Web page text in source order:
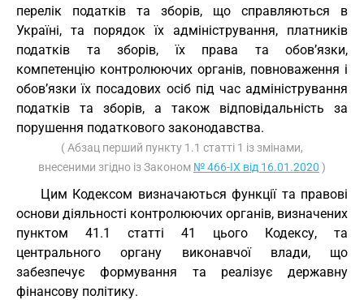
перелік податків та зборів, що справляються в
Україні, та порядок їх адміністрування, платників
податків та зборів, їх права та обов’язки,
компетенцію контролюючих органів, повноваження і
обов’язки їх посадових осіб під час адміністрування
податків та зборів, а також відповідальність за
порушення податкового законодавства.
( Абзац перший пункту 1.1 статті 1 із змінами,
внесеними згідно із Законом № 466-IX від 16.01.2020 )
Цим Кодексом визначаються функції та правові
основи діяльності контролюючих органів, визначених
пунктом 41.1 статті 41 цього Кодексу, та
центрального органу виконавчої влади, що
забезпечує формування та реалізує державну
фінансову політику.